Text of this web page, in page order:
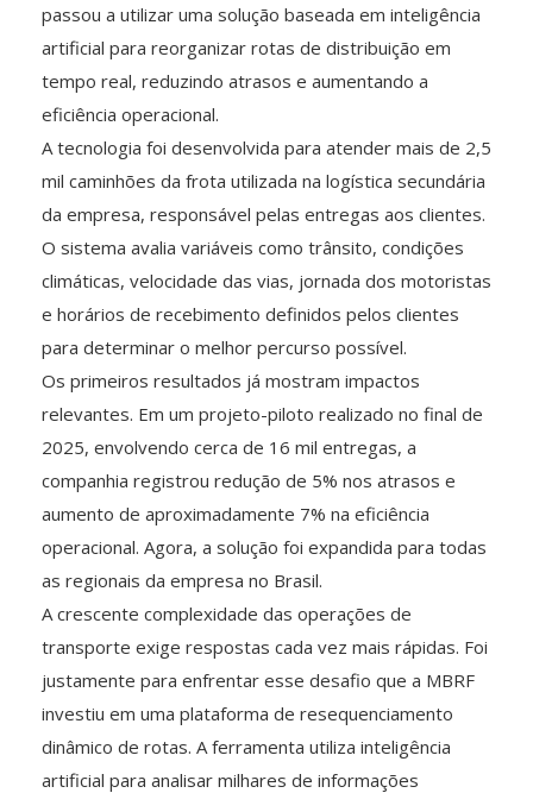
passou a utilizar uma solução baseada em inteligência
artificial para reorganizar rotas de distribuição em
tempo real, reduzindo atrasos e aumentando a
eficiência operacional.
A tecnologia foi desenvolvida para atender mais de 2,5
mil caminhões da frota utilizada na logística secundária
da empresa, responsável pelas entregas aos clientes.
O sistema avalia variáveis como trânsito, condições
climáticas, velocidade das vias, jornada dos motoristas
e horários de recebimento definidos pelos clientes
para determinar o melhor percurso possível.
Os primeiros resultados já mostram impactos
relevantes. Em um projeto-piloto realizado no final de
2025, envolvendo cerca de 16 mil entregas, a
companhia registrou redução de 5% nos atrasos e
aumento de aproximadamente 7% na eficiência
operacional. Agora, a solução foi expandida para todas
as regionais da empresa no Brasil.
A crescente complexidade das operações de
transporte exige respostas cada vez mais rápidas. Foi
justamente para enfrentar esse desafio que a MBRF
investiu em uma plataforma de resequenciamento
dinâmico de rotas. A ferramenta utiliza inteligência
artificial para analisar milhares de informações